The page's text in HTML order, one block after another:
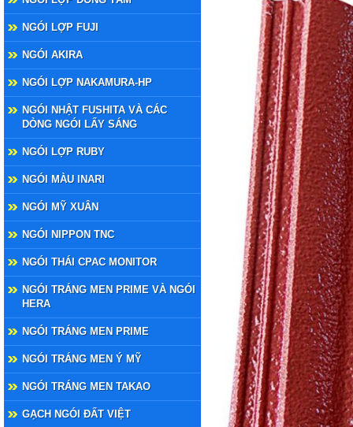
NGÓI LỢP FUJI
NGÓI AKIRA
NGÓI LỢP NAKAMURA-HP
NGÓI NHẬT FUSHITA VÀ CÁC
DÒNG NGÓI LẤY SÁNG
NGÓI LỢP RUBY
NGÓI MÀU INARI
NGÓI MỸ XUÂN
NGÓI NIPPON TNC
NGÓI THÁI CPAC MONITOR
NGÓI TRÁNG MEN PRIME VÀ NGÓI
HERA
NGÓI TRÁNG MEN PRIME
NGÓI TRÁNG MEN Ý MỸ
NGÓI TRÁNG MEN TAKAO
GẠCH NGÓI ĐẤT VIỆT